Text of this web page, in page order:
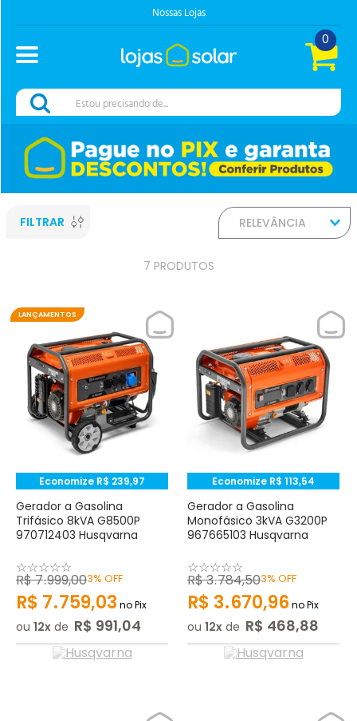
Nossas Lojas
0
Estou precisando de...
FILTRAR RELEVÂNCIA
7 PRODUTOS
LANÇAMENTOS
Economize R$ 239,97
Gerador a Gasolina
Trifásico 8kVA G8500P
970712403 Husqvarna
☆☆☆☆☆
R$7.999,003% OFF
R$ 7.759,03 no Pix
ou 12 de R$ 991,04
Economize R$ 113,54
Gerador a Gasolina
Monofásico 3kVA G3200P
967665103 Husqvarna
☆☆☆☆☆
R$3.784,503% OFF
R$ 3.670,96no Pix
ou 12 de R$ 468,88